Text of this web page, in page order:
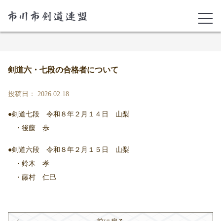
剣道六・七段の合格者について
投稿日： 2026.02.18
●剣道七段 令和８年２月１４日 山梨
・後藤 歩
●剣道六段 令和８年２月１５日 山梨
・鈴木 孝
・藤村 仁巳